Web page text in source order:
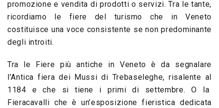
promozione e vendita di prodotti o servizi. Tra le tante,
ricordiamo le fiere del turismo che in Veneto
costituisce una voce consistente se non predominante
degli introiti.
Tra le Fiere più antiche in Veneto è da segnalare
l’Antica fiera dei Mussi di Trebaseleghe, risalente al
1184 e che si tiene i primi di settembre. O la
Fieracavalli che è un’esposizione fieristica dedicata